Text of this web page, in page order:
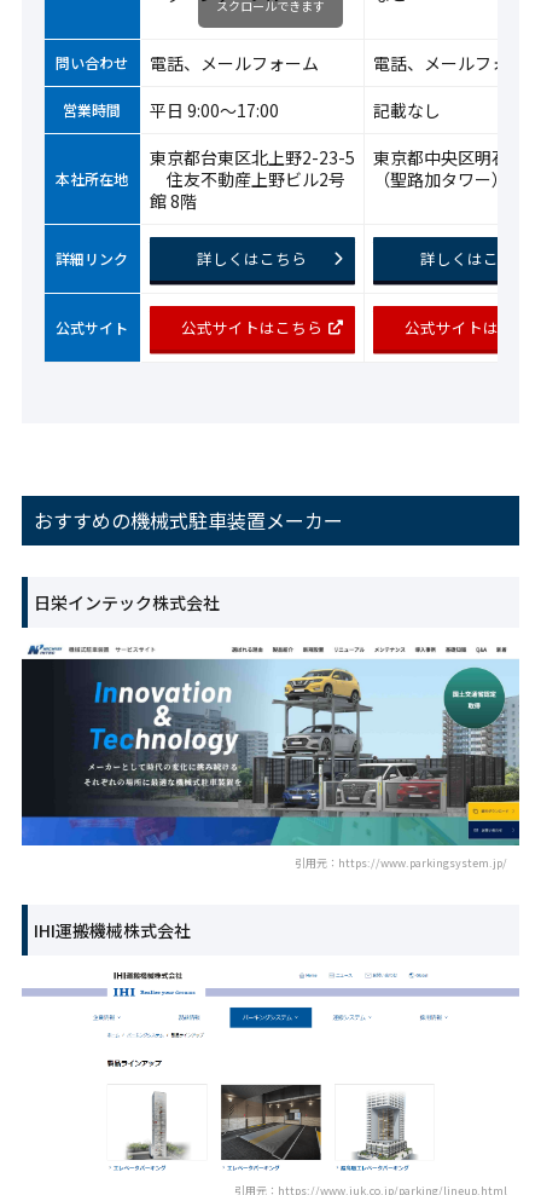
問い合わせ 電話、メールフォーム 電話、メールフォーム
営業時間 平日 9:00～17:00 記載なし
本社所在地
東京都台東区北上野2-23-5
住友不動産上野ビル2号
館 8階
東京都中央区明石町
（聖路加タワー）
詳細リンク 詳しくはこちら 詳しくはこちら
公式サイト 公式サイトはこちら 公式サイトはこち
スクロールできます
おすすめの機械式駐車装置メーカー
日栄インテック株式会社
引用元：https://www.parkingsystem.jp/
IHI運搬機械株式会社
引用元：https://www.iuk.co.jp/parking/lineup.html